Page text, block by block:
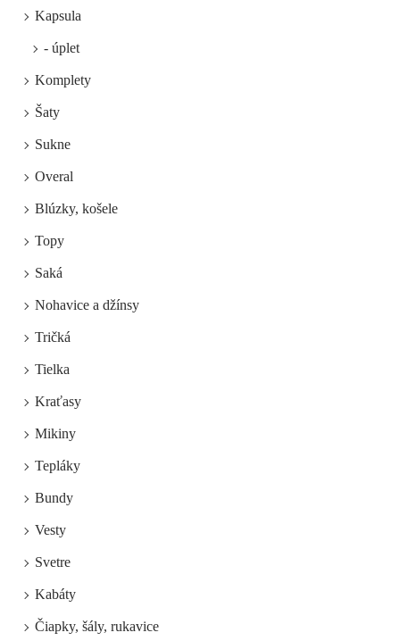
Kapsula
- úplet
Komplety
Šaty
Sukne
Overal
Blúzky, košele
Topy
Saká
Nohavice a džínsy
Tričká
Tielka
Kraťasy
Mikiny
Tepláky
Bundy
Vesty
Svetre
Kabáty
Čiapky, šály, rukavice